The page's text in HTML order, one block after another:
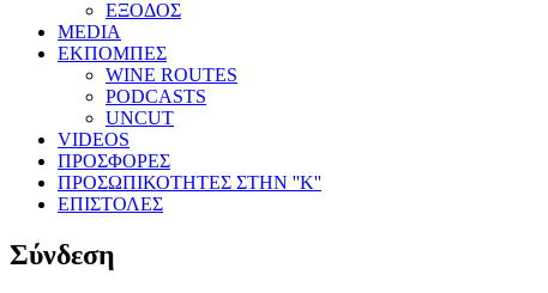
ΕΞΟΔΟΣ
MEDIA
ΕΚΠΟΜΠΕΣ
WINE ROUTES
PODCASTS
UNCUT
VIDEOS
ΠΡΟΣΦΟΡΕΣ
ΠΡΟΣΩΠΙΚΟΤΗΤΕΣ ΣΤΗΝ ''Κ''
ΕΠΙΣΤΟΛΕΣ
Σύνδεση